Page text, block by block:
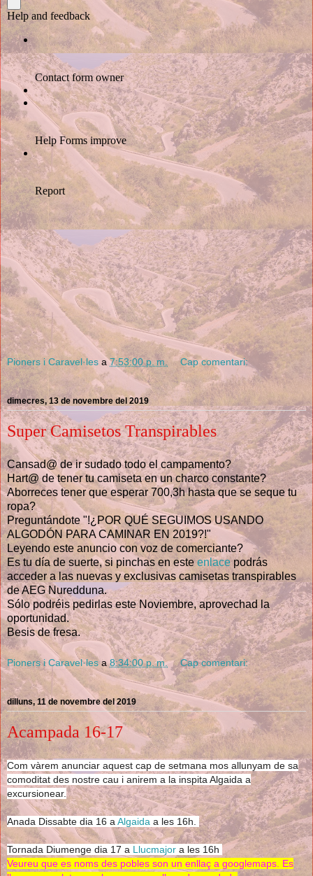
Pioners i Caravel·les a7:53:00 p. m. Cap comentari:
dimecres, 13 de novembre del 2019
Super Camisetos Transpirables
Cansad@ de ir sudado todo el campamento?
Hart@ de tener tu camiseta en un charco constante?
Aborreces tener que esperar 700,3h hasta que se seque tu
ropa?
Preguntándote "!¿POR QUÉ SEGUIMOS USANDO
ALGODÓN PARA CAMINAR EN 2019?!"
Leyendo este anuncio con voz de comerciante?
Es tu día de suerte, si pinchas en esteenlacepodrás
acceder a las nuevas y exclusivas camisetas transpirables
de AEG Nuredduna.
Sólo podréis pedirlas este Noviembre, aprovechad la
oportunidad.
Besis de fresa.
Pioners i Caravel·les a8:34:00 p. m. Cap comentari:
dilluns, 11 de novembre del 2019
Acampada 16-17
Com vàrem anunciar aquest cap de setmana mos allunyam de sa
comoditat des nostre cau i anirem a la inspita Algaida a
excursionear.
Anada Dissabte dia 16 a Algaida a les 16h.
Tornada Diumenge dia 17 a Llucmajor a les 16h
Veureu que es noms des pobles son un enllaç a googlemaps. Es